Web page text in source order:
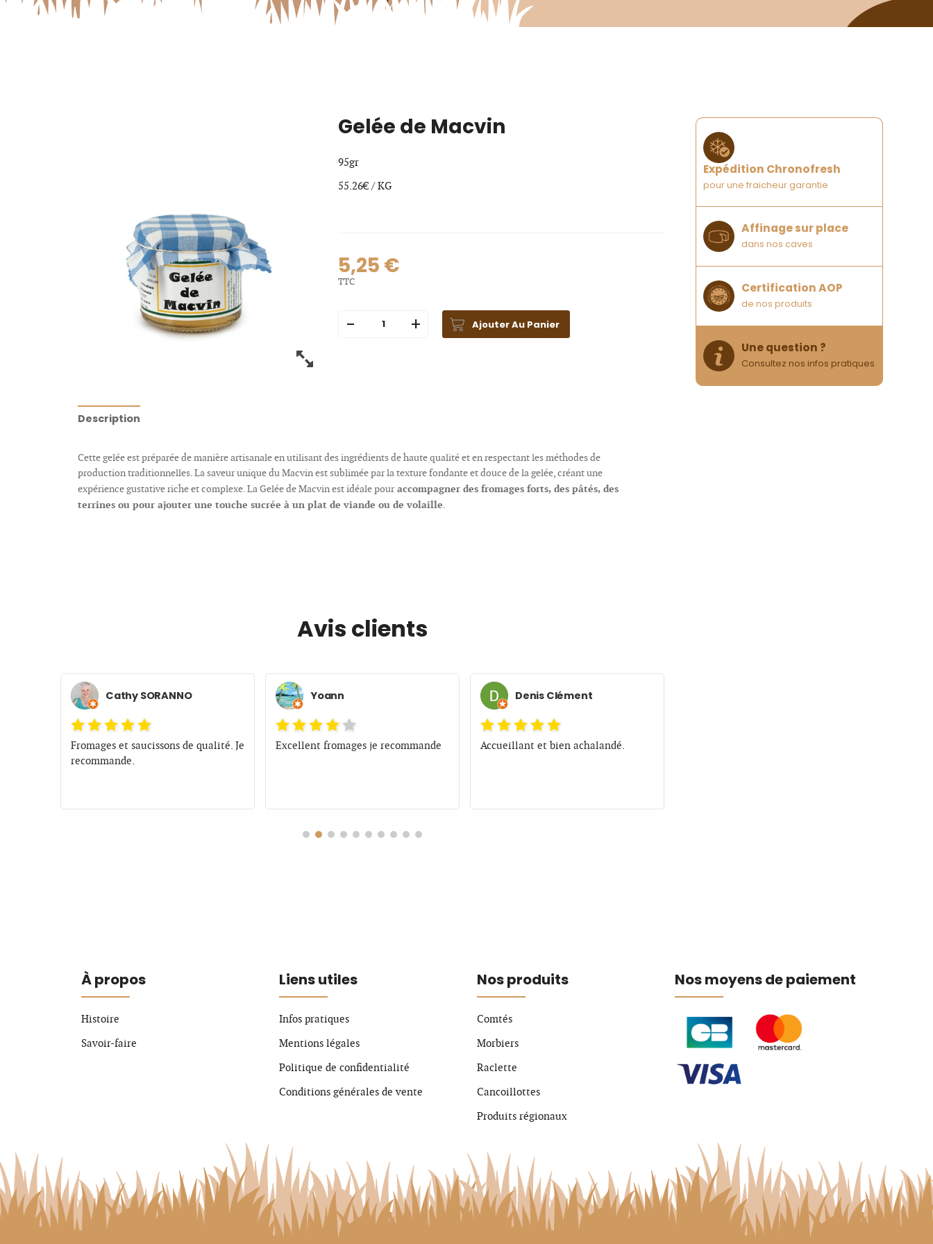
Gelée de Macvin
95gr
55.26€ / KG
5,25 €
TTC
Ajouter Au Panier
Description
Cette gelée est préparée de manière artisanale en utilisant des ingrédients de haute qualité et en respectant les méthodes de
production traditionnelles. La saveur unique du Macvin est sublimée par la texture fondante et douce de la gelée, créant une
expérience gustative riche et complexe. La Gelée de Macvin est idéale pouraccompagner des fromages forts, des pâtés, des
terrines ou pour ajouter une touche sucrée à un plat de viande ou de volaille.
Avis clients
Cathy SORANNO
Fromages et saucissons de qualité. Je
recommande.
Yoann
Excellent fromages je recommande
Denis Clément
Accueillant et bien achalandé.
Expédition Chronofresh
pour une fraicheur garantie
Affinage sur place
dans nos caves
Certification AOP
de nos produits
Une question ?
Consultez nos infos pratiques
À propos
Histoire
Savoir-faire
Liens utiles
Infos pratiques
Mentions légales
Politique de confidentialité
Conditions générales de vente
Nos produits
Comtés
Morbiers
Raclette
Cancoillottes
Produits régionaux
Nos moyens de paiement